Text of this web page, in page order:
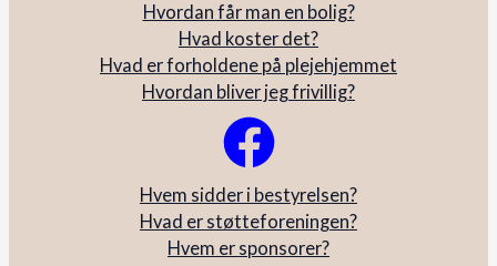
Hvordan får man en bolig?
Hvad koster det?
Hvad er forholdene på plejehjemmet
Hvordan bliver jeg frivillig?
Hvem sidder i bestyrelsen?
Hvad er støtteforeningen?
Hvem er sponsorer?